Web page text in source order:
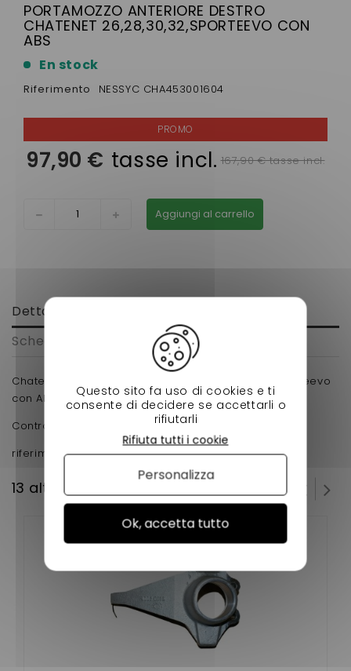
PORTAMOZZO ANTERIORE DESTRO
CHATENET 26,28,30,32,SPORTEEVO CON
ABS
En stock
Riferimento NESSYC CHA453001604
97,90 € tasse incl. 167,90 € tasse incl.
Aggiungi al carrello
Dettagli
Scheda tecnica
Chatenet portamozzo passeggero 26,28,30,32,sporteevo
con ABS con montaggio disco 225 mm
Controlla il tuo modello prima di ordinare.
riferimento originale :0117314
13 altri prodotti della stessa categoria:
Questo sito fa uso di cookies e ti
consente di decidere se accettarli o
rifiutarli
Ok, accetta tutto
Rifiuta tutti i cookie
Personalizza